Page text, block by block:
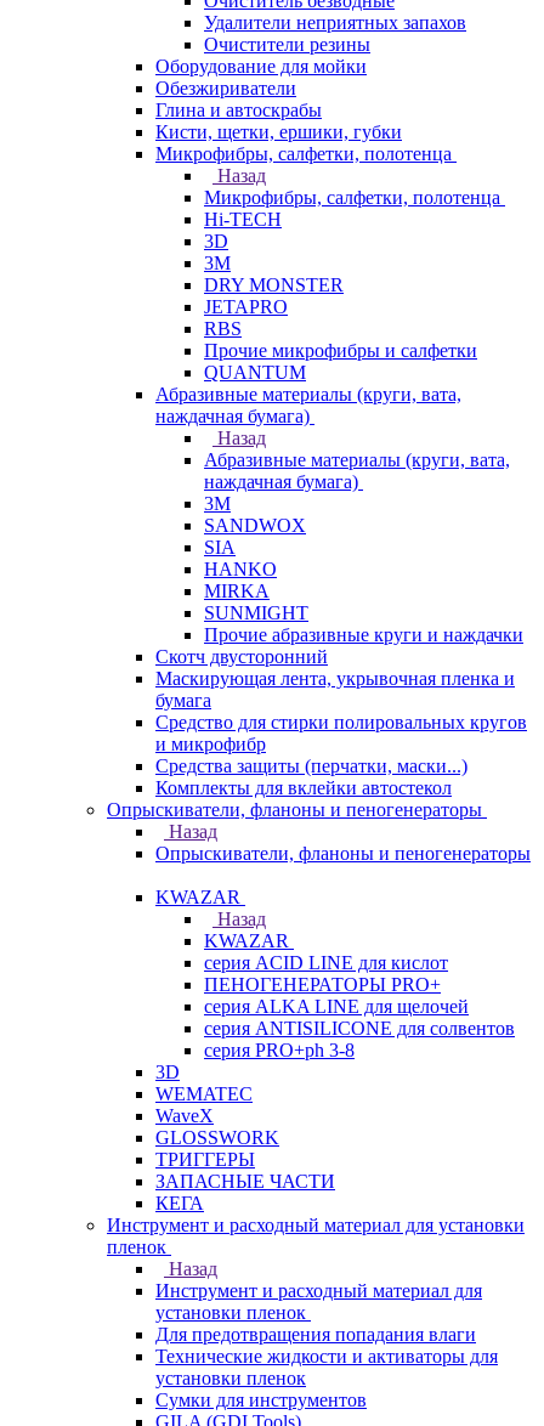
Удалители неприятных запахов
Очистители резины
Оборудование для мойки
Обезжириватели
Глина и автоскрабы
Кисти, щетки, ершики, губки
Микрофибры, салфетки, полотенца
Назад
Микрофибры, салфетки, полотенца
Hi-TECH
3D
3М
DRY MONSTER
JETAPRO
RBS
Прочие микрофибры и салфетки
QUANTUM
Абразивные материалы (круги, вата,
наждачная бумага)
Назад
Абразивные материалы (круги, вата,
наждачная бумага)
3М
SANDWOX
SIA
HANKO
MIRKA
SUNMIGHT
Прочие абразивные круги и наждачки
Скотч двусторонний
Маскирующая лента, укрывочная пленка и
бумага
Средство для стирки полировальных кругов
и микрофибр
Средства защиты (перчатки, маски...)
Комплекты для вклейки автостекол
Опрыскиватели, фланоны и пеногенераторы
Назад
Опрыскиватели, фланоны и пеногенераторы
KWAZAR
Назад
KWAZAR
серия ACID LINE для кислот
ПЕНОГЕНЕРАТОРЫ PRO+
серия ALKA LINE для щелочей
серия ANTISILICONE для солвентов
серия PRO+ph 3-8
3D
WEMATEC
WaveX
GLOSSWORK
ТРИГГЕРЫ
ЗАПАСНЫЕ ЧАСТИ
КЕГА
Инструмент и расходный материал для установки
пленок
Назад
Инструмент и расходный материал для
установки пленок
Для предотвращения попадания влаги
Технические жидкости и активаторы для
установки пленок
Сумки для инструментов
GILA (GDI Tools)